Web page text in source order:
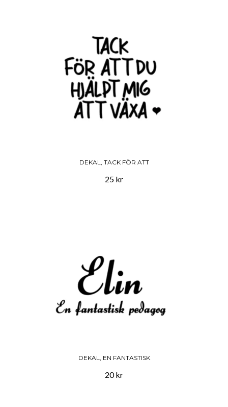
DEKAL, TACK FÖR ATT
25 kr
DEKAL, EN FANTASTISK
20 kr